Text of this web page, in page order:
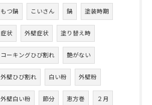
もつ鍋 こいさん 鍋 塗装時期
症状 外壁症状 塗り替え時
コーキングひび割れ 艶がない
外壁ひび割れ 白い粉 外壁粉
外壁白い粉 節分 恵方巻 ２月